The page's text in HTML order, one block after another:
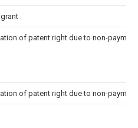
of patent right due to non-
of patent right due to non-